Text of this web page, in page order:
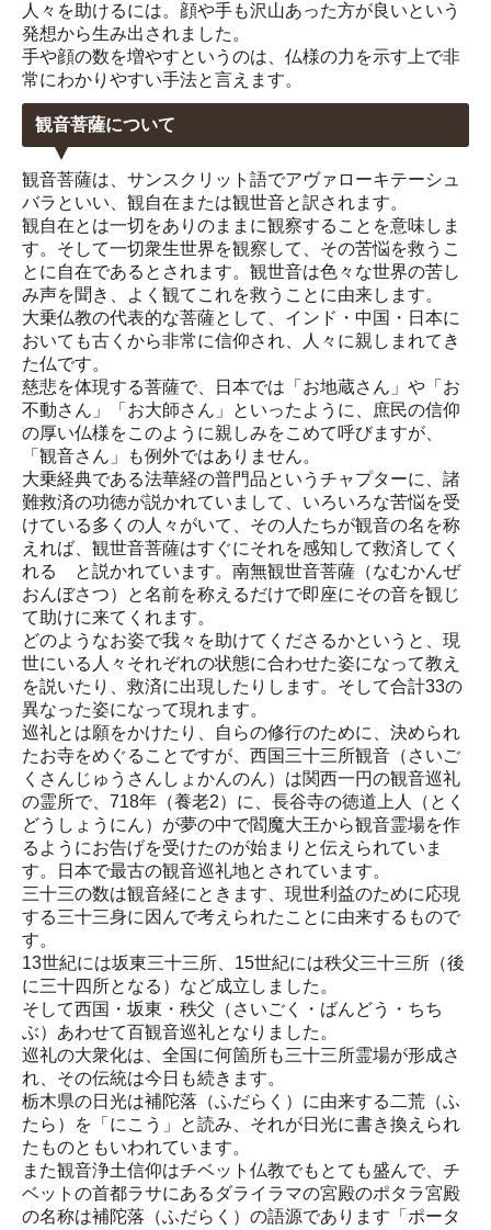
人々を助けるには。顔や手も沢山あった方が良いという
発想から生み出されました。
手や顔の数を増やすというのは、仏様の力を示す上で非
常にわかりやすい手法と言えます。
観音菩薩について
観音菩薩は、サンスクリット語でアヴァローキテーシュ
バラといい、観自在または観世音と訳されます。
観自在とは一切をありのままに観察することを意味しま
す。そして一切衆生世界を観察して、その苦悩を救うこ
とに自在であるとされます。観世音は色々な世界の苦し
み声を聞き、よく観てこれを救うことに由来します。
大乗仏教の代表的な菩薩として、インド・中国・日本に
おいても古くから非常に信仰され、人々に親しまれてき
た仏です。
慈悲を体現する菩薩で、日本では「お地蔵さん」や「お
不動さん」「お大師さん」といったように、庶民の信仰
の厚い仏様をこのように親しみをこめて呼びますが、
「観音さん」も例外ではありません。
大乗経典である法華経の普門品というチャプターに、諸
難救済の功徳が説かれていまして、いろいろな苦悩を受
けている多くの人々がいて、その人たちが観音の名を称
えれば、観世音菩薩はすぐにそれを感知して救済してく
れる と説かれています。南無観世音菩薩（なむかんぜ
おんぼさつ）と名前を称えるだけで即座にその音を観じ
て助けに来てくれます。
どのようなお姿で我々を助けてくださるかというと、現
世にいる人々それぞれの状態に合わせた姿になって教え
を説いたり、救済に出現したりします。そして合計33の
異なった姿になって現れます。
巡礼とは願をかけたり、自らの修行のために、決められ
たお寺をめぐることですが、西国三十三所観音（さいご
くさんじゅうさんしょかんのん）は関西一円の観音巡礼
の霊所で、718年（養老2）に、長谷寺の徳道上人（とく
どうしょうにん）が夢の中で閻魔大王から観音霊場を作
るようにお告げを受けたのが始まりと伝えられていま
す。日本で最古の観音巡礼地とされています。
三十三の数は観音経にときます、現世利益のために応現
する三十三身に因んで考えられたことに由来するもので
す。
13世紀には坂東三十三所、15世紀には秩父三十三所（後
に三十四所となる）など成立しました。
そして西国・坂東・秩父（さいごく・ばんどう・ちち
ぶ）あわせて百観音巡礼となりました。
巡礼の大衆化は、全国に何箇所も三十三所霊場が形成さ
れ、その伝統は今日も続きます。
栃木県の日光は補陀落（ふだらく）に由来する二荒（ふ
たら）を「にこう」と読み、それが日光に書き換えられ
たものともいわれています。
また観音浄土信仰はチベット仏教でもとても盛んで、チ
ベットの首都ラサにあるダライラマの宮殿のポタラ宮殿
の名称は補陀落（ふだらく）の語源であります「ポータ